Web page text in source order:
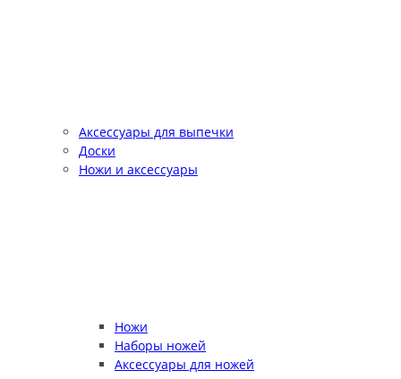
Аксессуары для выпечки
Доски
Ножи и аксессуары
Ножи
Наборы ножей
Аксессуары для ножей